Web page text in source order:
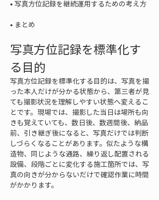
•
• まとめ
写真方位記録を標準化す
る目的
写真方位記録を標準化する目的は、写真を撮
った本人だけが分かる状態から、第三者が見
ても撮影状況を理解しやすい状態へ変えるこ
とです。現場では、撮影した当日は場所も向
きも覚えていても、数日後、数週間後、納品
前、引き継ぎ後になると、写真だけでは判断
しづらくなることがあります。似たような構
造物、同じような通路、繰り返し配置される
設備、段階ごとに変化する施工箇所では、写
真の向きが分からないだけで確認作業に時間
がかかります。